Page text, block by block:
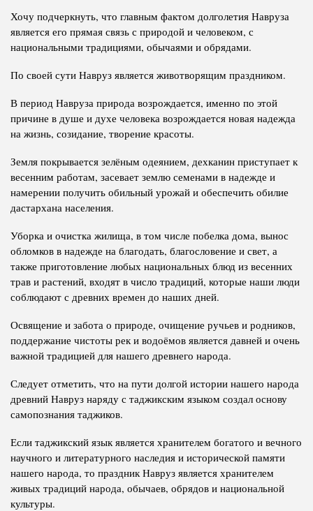
Хочу подчеркнуть, что главным фактом долголетия Навруза
является его прямая связь с природой и человеком, с
национальными традициями, обычаями и обрядами.
По своей сути Навруз является животворящим праздником.
В период Навруза природа возрождается, именно по этой
причине в душе и духе человека возрождается новая надежда
на жизнь, созидание, творение красоты.
Земля покрывается зелёным одеянием, дехканин приступает к
весенним работам, засевает землю семенами в надежде и
намерении получить обильный урожай и обеспечить обилие
дастархана населения.
Уборка и очистка жилища, в том числе побелка дома, вынос
обломков в надежде на благодать, благословение и свет, а
также приготовление любых национальных блюд из весенних
трав и растений, входят в число традиций, которые наши люди
соблюдают с древних времен до наших дней.
Освящение и забота о природе, очищение ручьев и родников,
поддержание чистоты рек и водоёмов является давней и очень
важной традицией для нашего древнего народа.
Следует отметить, что на пути долгой истории нашего народа
древний Навруз наряду с таджикским языком создал основу
самопознания таджиков.
Если таджикский язык является хранителем богатого и вечного
научного и литературного наследия и исторической памяти
нашего народа, то праздник Навруз является хранителем
живых традиций народа, обычаев, обрядов и национальной
культуры.